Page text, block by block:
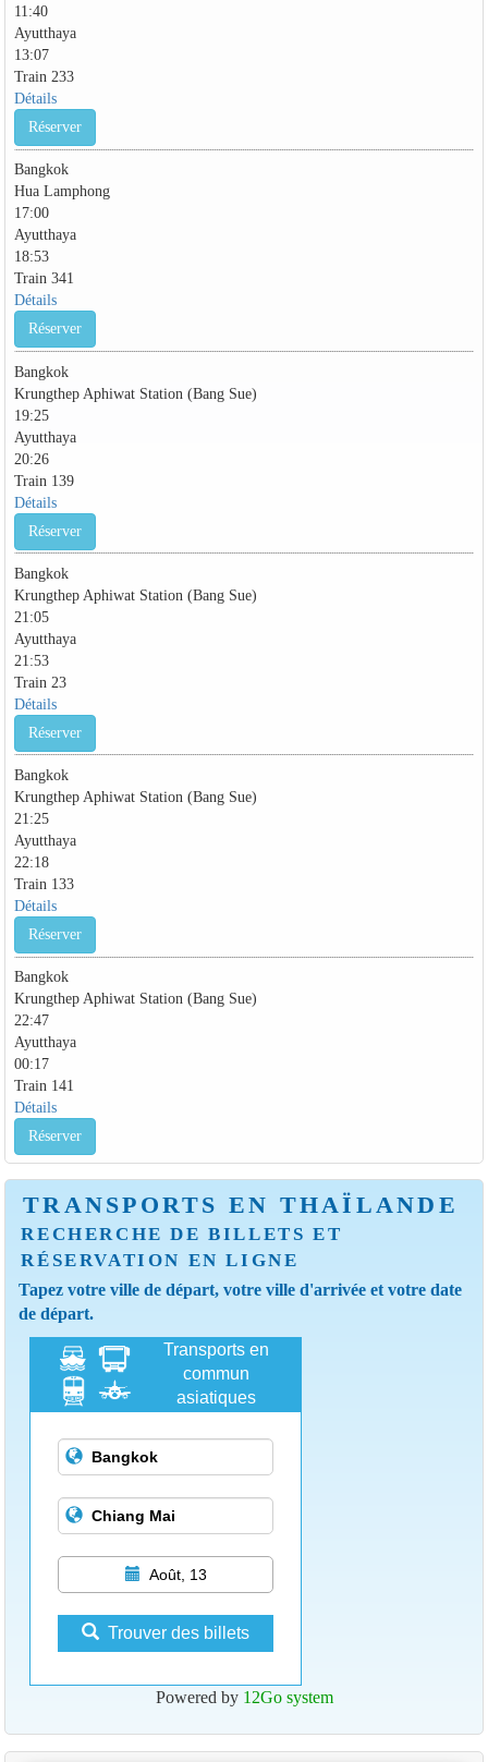
11:40
Ayutthaya
13:07
Train 233
Détails
Réserver
Bangkok
Hua Lamphong
17:00
Ayutthaya
18:53
Train 341
Détails
Réserver
Bangkok
Krungthep Aphiwat Station (Bang Sue)
19:25
Ayutthaya
20:26
Train 139
Détails
Réserver
Bangkok
Krungthep Aphiwat Station (Bang Sue)
21:05
Ayutthaya
21:53
Train 23
Détails
Réserver
Bangkok
Krungthep Aphiwat Station (Bang Sue)
21:25
Ayutthaya
22:18
Train 133
Détails
Réserver
Bangkok
Krungthep Aphiwat Station (Bang Sue)
22:47
Ayutthaya
00:17
Train 141
Détails
Réserver
TRANSPORTS EN THAÏLANDE
RECHERCHE DE BILLETS ET
RÉSERVATION EN LIGNE
Tapez votre ville de départ, votre ville d'arrivée et votre date
de départ.
Transports en
commun
asiatiques
Août, 13
Trouver des billets
Powered by 12Go system